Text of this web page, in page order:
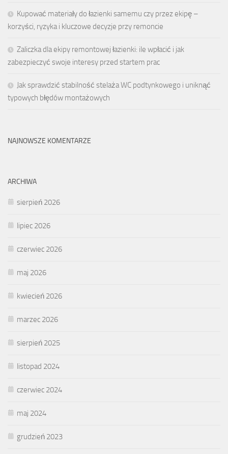
Kupować materiały do łazienki samemu czy przez ekipę –
korzyści, ryzyka i kluczowe decyzje przy remoncie
Zaliczka dla ekipy remontowej łazienki: ile wpłacić i jak
zabezpieczyć swoje interesy przed startem prac
Jak sprawdzić stabilność stelaża WC podtynkowego i uniknąć
typowych błędów montażowych
NAJNOWSZE KOMENTARZE
ARCHIWA
sierpień 2026
lipiec 2026
czerwiec 2026
maj 2026
kwiecień 2026
marzec 2026
sierpień 2025
listopad 2024
czerwiec 2024
maj 2024
grudzień 2023